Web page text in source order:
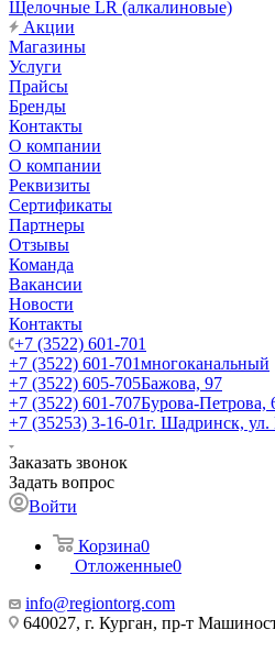
Щелочные LR (алкалиновые)
Акции
Магазины
Услуги
Прайсы
Бренды
Контакты
О компании
О компании
Реквизиты
Сертификаты
Партнеры
Отзывы
Команда
Вакансии
Новости
Контакты
+7 (3522) 601-701
+7 (3522) 601-701многоканальный
+7 (3522) 605-705Бажова, 97
+7 (3522) 601-707Бурова-Петрова,
+7 (35253) 3-16-01г. Шадринск, ул.
Заказать звонок
Задать вопрос
Войти
Корзина0
Отложенные0
info@regiontorg.com
640027, г. Курган, пр-т